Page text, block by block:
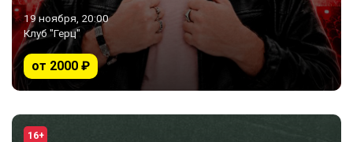
19 ноября, 20:00
Клуб "Герц"
от 2000 ₽
16+